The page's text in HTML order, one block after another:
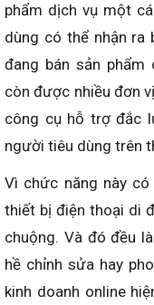
phẩm dịch vụ một
dùng có thể nhận ra
đang bán sản phẩm
còn được nhiều đơn
công cụ hỗ trợ đắc
người tiêu dùng trên
Vì chức năng này
thiết bị điện thoại di
chuộng. Và đó đều
hề chỉnh sửa hay
kinh doanh online